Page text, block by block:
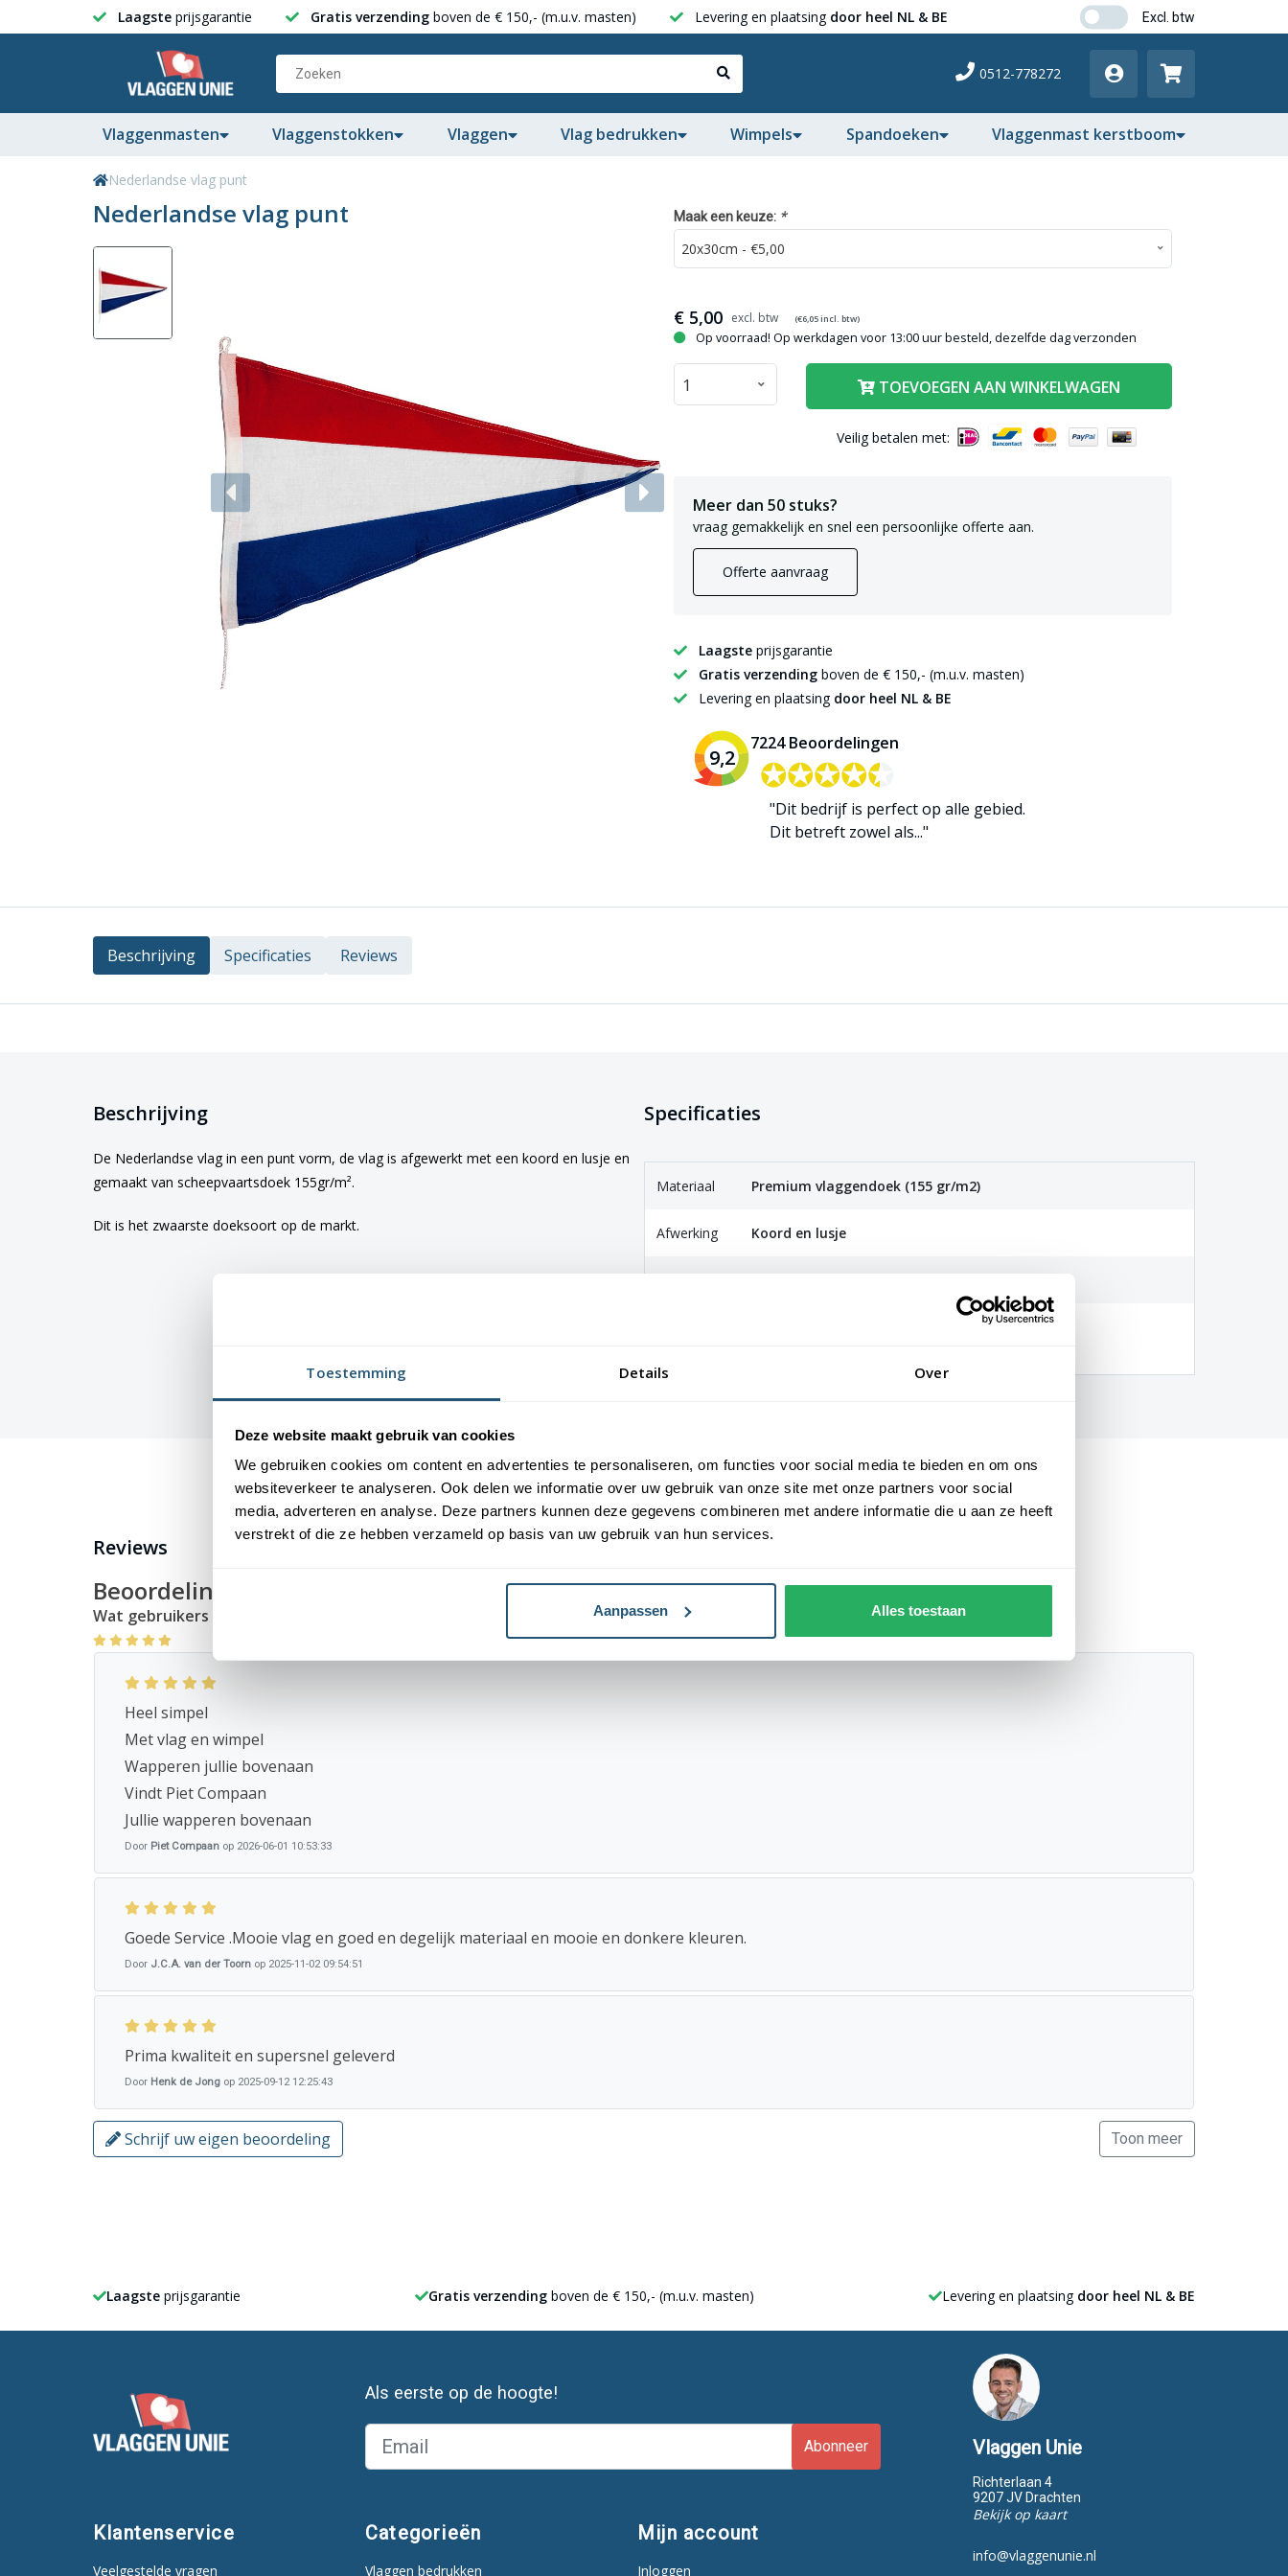
Toestemming Details Over
Deze website maakt gebruik van cookies
We gebruiken cookies om content en advertenties te personaliseren, om functies voor social media te bieden en om ons
websiteverkeer te analyseren. Ook delen we informatie over uw gebruik van onze site met onze partners voor social
media, adverteren en analyse. Deze partners kunnen deze gegevens combineren met andere informatie die u aan ze heeft
verstrekt of die ze hebben verzameld op basis van uw gebruik van hun services.
Aanpassen Alles toestaan
Laagste prijsgarantie Gratis verzending boven de € 150,- (m.u.v. masten) Levering en plaatsing door heel NL & BE
0512-778272
Vlaggenmasten Vlaggenstokken Vlaggen Vlag bedrukken Wimpels Spandoeken Vlaggenmast kerstboom
Nederlandse vlag punt
Nederlandse vlag punt Maak een keuze: *
€ 5,00 (€6,05incl. btw)
Op voorraad! Op werkdagen voor 13:00 uur besteld, dezelfde dag verzonden
TOEVOEGEN AAN WINKELWAGEN
Veilig betalen met:
Meer dan 50 stuks?
vraag gemakkelijk en snel een persoonlijke offerte aan.
Offerte aanvraag
Laagste prijsgarantie
Gratis verzending boven de € 150,- (m.u.v. masten)
Levering en plaatsing door heel NL & BE
9,2
7224 Beoordelingen
✪✪✪✪✪
✪✪✪✪✪
"Dit bedrijf is perfect op alle gebied.
Dit betreft zowel als..."
Beschrijving Specificaties Reviews
Beschrijving
De Nederlandse vlag in een punt vorm, de vlag is afgewerkt met een koord en lusje en
gemaakt van scheepvaartsdoek 155gr/m².
Dit is het zwaarste doeksoort op de markt.
Specificaties
Materiaal Premium vlaggendoek (155 gr/m2)
Afwerking Koord en lusje
4-8 maanden (afhankelijk van locatie en
Reviews
Beoordelingen
Wat gebruikers over het product zeggen
Heel simpel
Met vlag en wimpel
Wapperen jullie bovenaan
Vindt Piet Compaan
Jullie wapperen bovenaan
Door Piet Compaan op 2026-06-01 10:53:33
Goede Service .Mooie vlag en goed en degelijk materiaal en mooie en donkere kleuren.
Door J.C.A. van der Toorn op 2025-11-02 09:54:51
Prima kwaliteit en supersnel geleverd
Door Henk de Jong op 2025-09-12 12:25:43
Schrijf uw eigen beoordeling Toon meer
Laagste prijsgarantie Gratis verzending boven de € 150,- (m.u.v. masten) Levering en plaatsing door heel NL & BE
Als eerste op de hoogte!
Abonneer
Klantenservice
Veelgestelde vragen
Categorieën
Vlaggen bedrukken
Mijn account
Inloggen
Vlaggen Unie
Richterlaan 4
9207 JV Drachten
Bekijk op kaart
info@vlaggenunie.nl